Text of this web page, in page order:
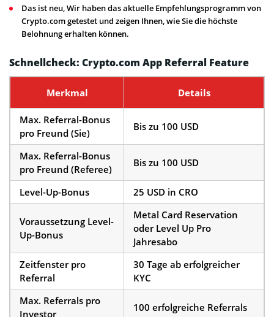
Das ist neu, Wir haben das aktuelle Empfehlungsprogramm von
Crypto.com getestet und zeigen Ihnen, wie Sie die höchste
Belohnung erhalten können.
Schnellcheck: Crypto.com App Referral Feature
Merkmal Details
Max. Referral-Bonus
pro Freund (Sie)
Bis zu 100 USD
Max. Referral-Bonus
pro Freund (Referee)
Bis zu 100 USD
Level-Up-Bonus 25 USD in CRO
Voraussetzung Level-
Up-Bonus
Metal Card Reservation
oder Level Up Pro
Jahresabo
Zeitfenster pro
Referral
30 Tage ab erfolgreicher
KYC
Max. Referrals pro
Investor
100 erfolgreiche Referrals